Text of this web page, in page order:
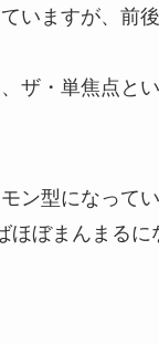
いますが、前
ザ・単焦点と
ン型になって
ほぼまんまるに